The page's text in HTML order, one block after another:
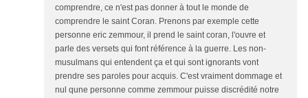
comprendre, ce n'est pas donner à tout le monde de
comprendre le saint Coran. Prenons par exemple cette
personne eric zemmour, il prend le saint coran, l'ouvre et
parle des versets qui font référence à la guerre. Les non-
musulmans qui entendent ça et qui sont ignorants vont
prendre ses paroles pour acquis. C'est vraiment dommage et
nul qune personne comme zemmour puisse discrédité notre